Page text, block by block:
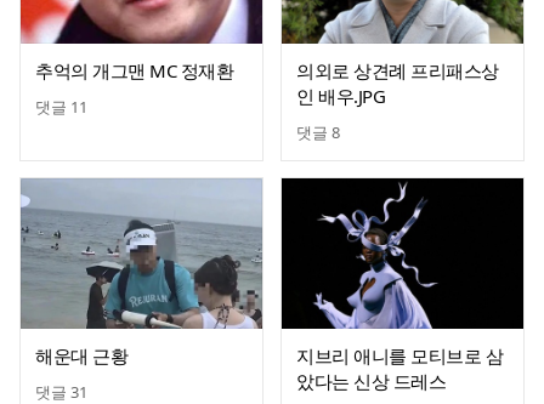
추억의 개그맨 MC 정재환
댓글 11
의외로 상견례 프리패스상
인 배우.JPG
댓글 8
해운대 근황
댓글 31
지브리 애니를 모티브로 삼
았다는 신상 드레스